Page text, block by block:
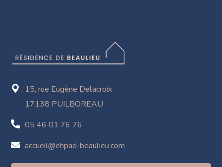
15, rue Eugène Delacroix
17138 PUILBOREAU
05 46 01 76 76
accueil@ehpad-beaulieu.com